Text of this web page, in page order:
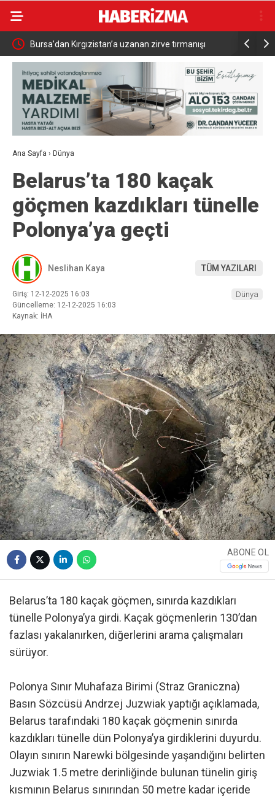
Bursa’dan Kırgızistan’a uzanan zirve tırmanışı
Ana Sayfa › Dünya
Belarus’ta 180 kaçak
göçmen kazdıkları tünelle
Polonya’ya geçti
Neslihan Kaya TÜM YAZILARI
Giriş: 12-12-2025 16:03
Güncelleme: 12-12-2025 16:03
Kaynak: İHA
Dünya
ABONE OL
Belarus’ta 180 kaçak göçmen, sınırda kazdıkları
tünelle Polonya’ya girdi. Kaçak göçmenlerin 130’dan
fazlası yakalanırken, diğerlerini arama çalışmaları
sürüyor.
Polonya Sınır Muhafaza Birimi (Straz Graniczna)
Basın Sözcüsü Andrzej Juzwiak yaptığı açıklamada,
Belarus tarafındaki 180 kaçak göçmenin sınırda
kazdıkları tünelle dün Polonya’ya girdiklerini duyurdu.
Olayın sınırın Narewki bölgesinde yaşandığını belirten
Juzwiak 1.5 metre derinliğinde bulunan tünelin giriş
kısmının Belarus sınırından 50 metre kadar içeride